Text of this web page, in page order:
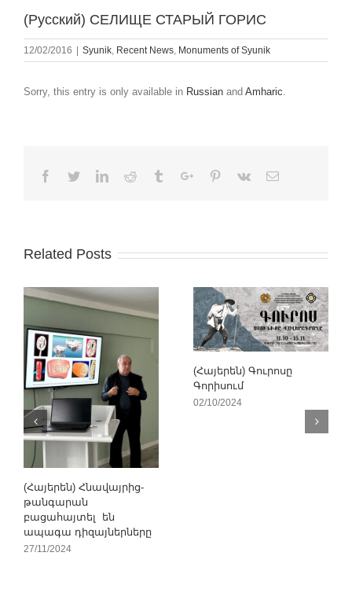
(Русский) СЕЛИЩЕ СТАРЫЙ ГОРИС
12/02/2016 Syunik, Recent News, Monuments of Syunik
Sorry, this entry is only available in Russian and Amharic.
Facebook
TwitterLinkedinReddit TumblrGoogle+Pinterest
Vk Email
Related Posts
(Հայերեն) Հնավայրից-
թանգարան
բացահայտել են
ապագա դիզայներները
27/11/2024
(Հայերեն) Գուրոսը
Գորիսում
02/10/2024